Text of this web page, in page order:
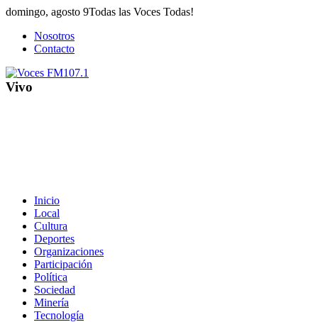
Saltar
contenido
domingo, agosto 9Todas las Voces Todas!
Nosotros
Contacto
Vivo
Inicio
Local
Cultura
Deportes
Organizaciones
Participación
Política
Sociedad
Minería
Tecnología